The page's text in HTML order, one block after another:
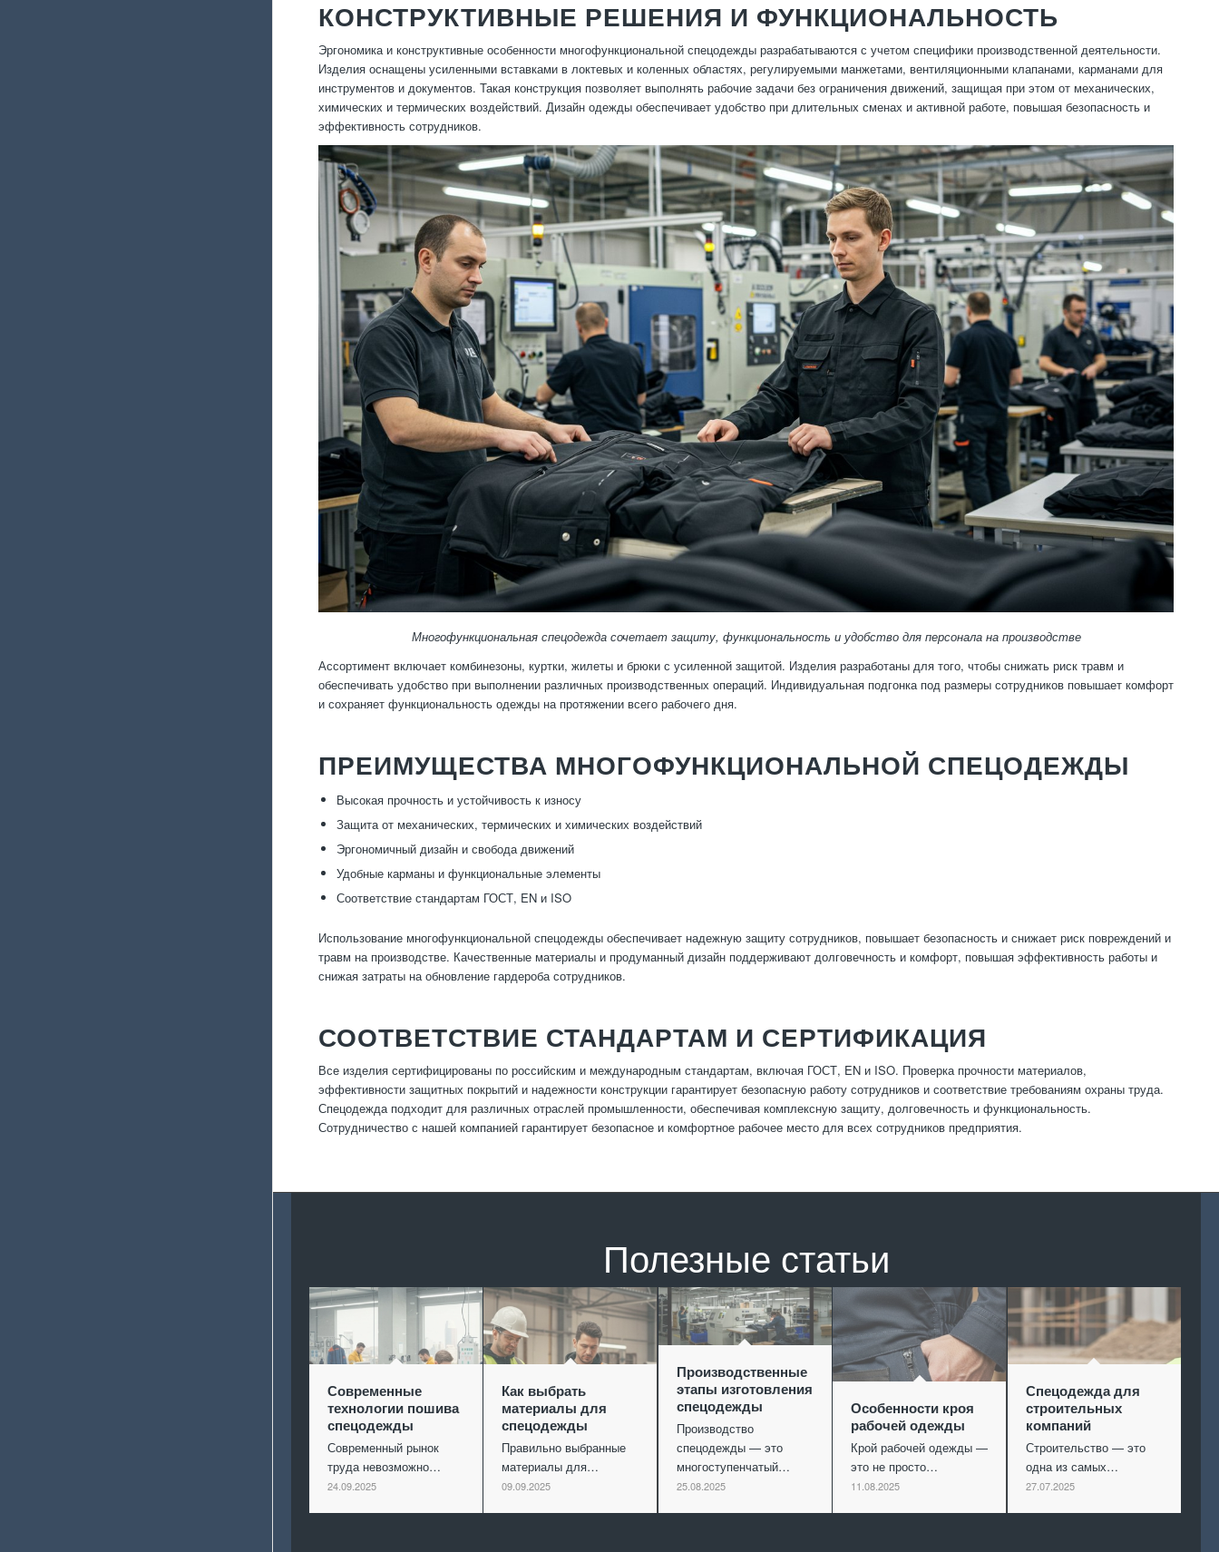
КОНСТРУКТИВНЫЕ РЕШЕНИЯ И ФУНКЦИОНАЛЬНОСТЬ
Эргономика и конструктивные особенности многофункциональной спецодежды разрабатываются с учетом специфики производственной деятельности.
Изделия оснащены усиленными вставками в локтевых и коленных областях, регулируемыми манжетами, вентиляционными клапанами, карманами для
инструментов и документов. Такая конструкция позволяет выполнять рабочие задачи без ограничения движений, защищая при этом от механических,
химических и термических воздействий. Дизайн одежды обеспечивает удобство при длительных сменах и активной работе, повышая безопасность и
эффективность сотрудников.
Многофункциональная спецодежда сочетает защиту, функциональность и удобство для персонала на производстве
Ассортимент включает комбинезоны, куртки, жилеты и брюки с усиленной защитой. Изделия разработаны для того, чтобы снижать риск травм и
обеспечивать удобство при выполнении различных производственных операций. Индивидуальная подгонка под размеры сотрудников повышает комфорт
и сохраняет функциональность одежды на протяжении всего рабочего дня.
ПРЕИМУЩЕСТВА МНОГОФУНКЦИОНАЛЬНОЙ СПЕЦОДЕЖДЫ
Высокая прочность и устойчивость к износу
Защита от механических, термических и химических воздействий
Эргономичный дизайн и свобода движений
Удобные карманы и функциональные элементы
Соответствие стандартам ГОСТ, EN и ISO
Использование многофункциональной спецодежды обеспечивает надежную защиту сотрудников, повышает безопасность и снижает риск повреждений и
травм на производстве. Качественные материалы и продуманный дизайн поддерживают долговечность и комфорт, повышая эффективность работы и
снижая затраты на обновление гардероба сотрудников.
СООТВЕТСТВИЕ СТАНДАРТАМ И СЕРТИФИКАЦИЯ
Все изделия сертифицированы по российским и международным стандартам, включая ГОСТ, EN и ISO. Проверка прочности материалов,
эффективности защитных покрытий и надежности конструкции гарантирует безопасную работу сотрудников и соответствие требованиям охраны труда.
Спецодежда подходит для различных отраслей промышленности, обеспечивая комплексную защиту, долговечность и функциональность.
Сотрудничество с нашей компанией гарантирует безопасное и комфортное рабочее место для всех сотрудников предприятия.
Полезные статьи
Современные
технологии пошива
спецодежды
Современный рынок
труда невозможно…
24.09.2025
Как выбрать
материалы для
спецодежды
Правильно выбранные
материалы для…
09.09.2025
Производственные
этапы изготовления
спецодежды
Производство
спецодежды — это
многоступенчатый…
25.08.2025
Особенности кроя
рабочей одежды
Крой рабочей одежды —
это не просто…
11.08.2025
Спецодежда для
строительных
компаний
Строительство — это
одна из самых…
27.07.2025